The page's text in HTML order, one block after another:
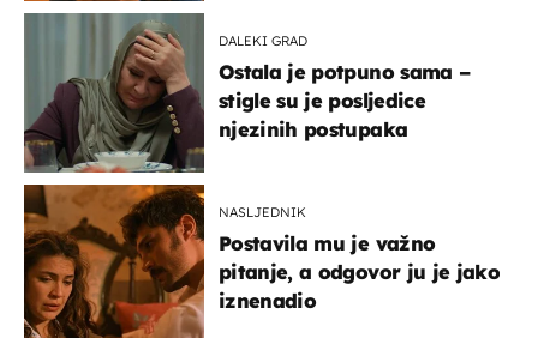
DALEKI GRAD
Ostala je potpuno sama –
stigle su je posljedice
njezinih postupaka
NASLJEDNIK
Postavila mu je važno
pitanje, a odgovor ju je jako
iznenadio